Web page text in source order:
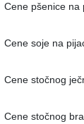
Cene pšenice na
Cene soje na
Cene stočnog
Cene stočnog